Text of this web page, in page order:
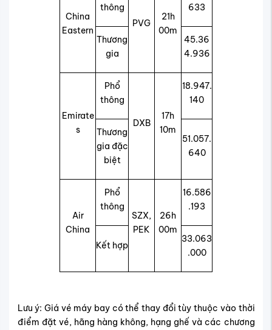
China
Eastern
thông
PVG
21h
00m
633
Thương
gia
45.36
4.936
Emirate
s
Phổ
thông
DXB
17h
10m
18.947.
140
Thương
gia đặc
biệt
51.057.
640
Air
China
Phổ
thông
SZX,
PEK
26h
00m
16.586
.193
Kết hợp
33.063
.000
Lưu ý: Giá vé máy bay có thể thay đổi tùy thuộc vào thời
điểm đặt vé, hãng hàng không, hạng ghế và các chương